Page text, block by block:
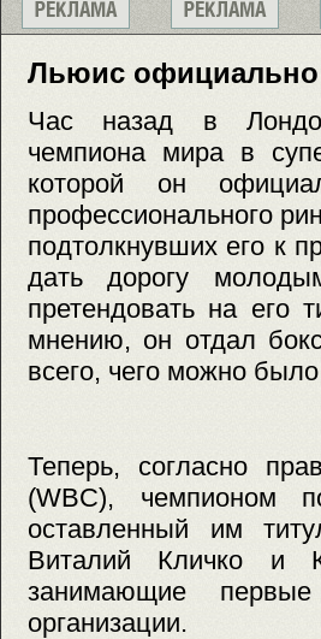
Льюис официально
Час назад в
чемпиона мира в
которой он
профессионального
подтолкнувших его к
дать дорогу
претендовать на его
мнению, он отдал
всего, чего можно
Теперь, согласно
(WBC), чемпионом
оставленный им
Виталий Кличко и
занимающие
организации.